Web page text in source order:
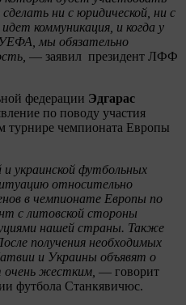
ни с юридической, ни с
коммуникация, и когда у
мы обязательно
— заявил президент ЛФФ
федерации Эдгарас
по поводу участия
турнире чемпионата Европы
украинской футбольных
относительно
в чемпионате Европы по
с литовской стороны
нашей страны. Также
получения необходимых
и Украины объявят о
очень жестким, — говорит
футбола Станкявичюс.